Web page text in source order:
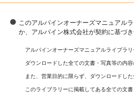
このアルパインオーナーズマニュアル
か、アルパイン株式会社が契約に基づ
アルパインオーナーズマニュアルライブラ
ダウンロードした全ての文書・写真等の内
また、営業目的に限らず、ダウンロードし
このライブラリーに掲載してある全ての文